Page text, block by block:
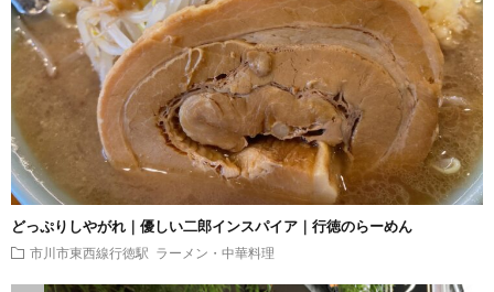
どっぷりしやがれ｜優しい二郎インスパイア｜行徳のらーめん
市川市東西線行徳駅 ラーメン・中華料理